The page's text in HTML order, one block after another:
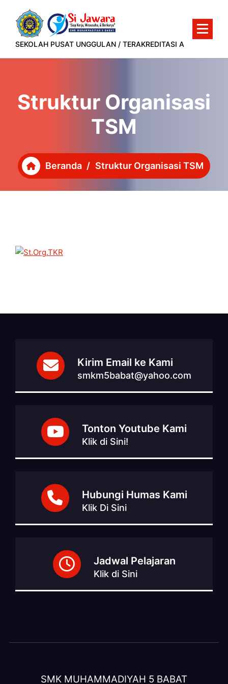
konten
SEKOLAH PUSAT UNGGULAN / TERAKREDITASI A
Struktur Organisasi
TSM
Beranda / Struktur Organisasi TSM
Kirim Email ke Kami
smkm5babat@yahoo.com
Tonton Youtube Kami
Klik di Sini!
Hubungi Humas Kami
Klik Di Sini
Jadwal Pelajaran
Klik di Sini
SMK MUHAMMADIYAH 5 BABAT